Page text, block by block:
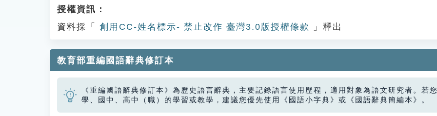
授權資訊：
資料採「
創用CC-姓名標示- 禁止改作 臺灣3.0版授權條款 」釋出
教育部重編國語辭典修訂本
《重編國語辭典修訂本》為歷史語言辭典，主要記錄語言使用歷程，適用對象為語文研究者。若
學、國中、高中（職）的學習或教學，建議您優先使用《國語小字典》或《國語辭典簡編本》。